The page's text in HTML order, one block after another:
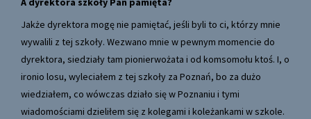
Jakże dyrektora mogę nie pamiętać, jeśli byli to ci, którzy mnie
wywalili z tej szkoły. Wezwano mnie w pewnym momencie do
dyrektora, siedziały tam pionierwożata i od komsomołu ktoś. I, o
ironio losu, wyleciałem z tej szkoły za Poznań, bo za dużo
wiedziałem, co wówczas działo się w Poznaniu i tymi
wiadomościami dzieliłem się z kolegami i koleżankami w szkole.